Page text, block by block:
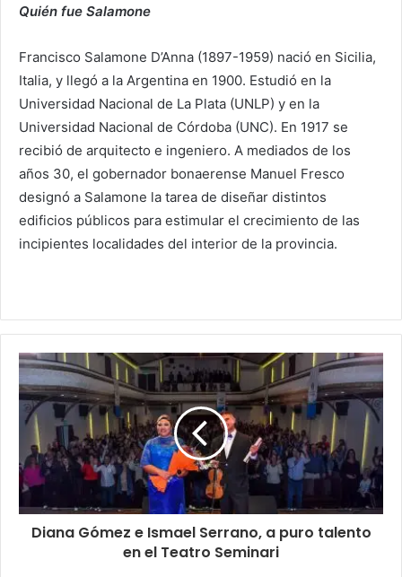
Quién fue Salamone
Francisco Salamone D’Anna (1897-1959) nació en Sicilia,
Italia, y llegó a la Argentina en 1900. Estudió en la
Universidad Nacional de La Plata (UNLP) y en la
Universidad Nacional de Córdoba (UNC). En 1917 se
recibió de arquitecto e ingeniero. A mediados de los
años 30, el gobernador bonaerense Manuel Fresco
designó a Salamone la tarea de diseñar distintos
edificios públicos para estimular el crecimiento de las
incipientes localidades del interior de la provincia.
Diana Gómez e Ismael Serrano, a puro talento
en el Teatro Seminari